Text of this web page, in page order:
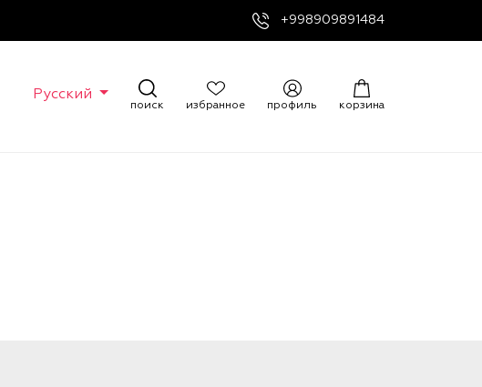
+998909891484
Русский
поиск избранное профиль корзина